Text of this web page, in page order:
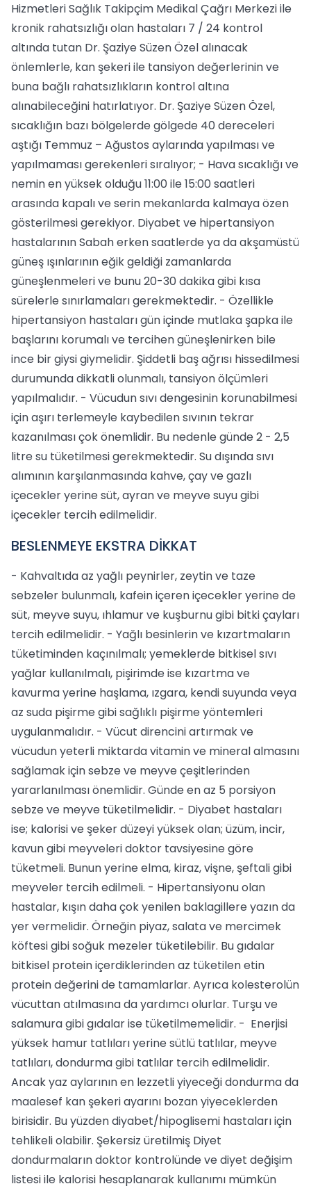
Hizmetleri Sağlık Takipçim Medikal Çağrı Merkezi ile
kronik rahatsızlığı olan hastaları 7 / 24 kontrol
altında tutan Dr. Şaziye Süzen Özel alınacak
önlemlerle, kan şekeri ile tansiyon değerlerinin ve
buna bağlı rahatsızlıkların kontrol altına
alınabileceğini hatırlatıyor. Dr. Şaziye Süzen Özel,
sıcaklığın bazı bölgelerde gölgede 40 dereceleri
aştığı Temmuz – Ağustos aylarında yapılması ve
yapılmaması gerekenleri sıralıyor; - Hava sıcaklığı ve
nemin en yüksek olduğu 11:00 ile 15:00 saatleri
arasında kapalı ve serin mekanlarda kalmaya özen
gösterilmesi gerekiyor. Diyabet ve hipertansiyon
hastalarının Sabah erken saatlerde ya da akşamüstü
güneş ışınlarının eğik geldiği zamanlarda
güneşlenmeleri ve bunu 20-30 dakika gibi kısa
sürelerle sınırlamaları gerekmektedir. - Özellikle
hipertansiyon hastaları gün içinde mutlaka şapka ile
başlarını korumalı ve tercihen güneşlenirken bile
ince bir giysi giymelidir. Şiddetli baş ağrısı hissedilmesi
durumunda dikkatli olunmalı, tansiyon ölçümleri
yapılmalıdır. - Vücudun sıvı dengesinin korunabilmesi
için aşırı terlemeyle kaybedilen sıvının tekrar
kazanılması çok önemlidir. Bu nedenle günde 2 - 2,5
litre su tüketilmesi gerekmektedir. Su dışında sıvı
alımının karşılanmasında kahve, çay ve gazlı
içecekler yerine süt, ayran ve meyve suyu gibi
içecekler tercih edilmelidir.
BESLENMEYE EKSTRA DİKKAT
- Kahvaltıda az yağlı peynirler, zeytin ve taze
sebzeler bulunmalı, kafein içeren içecekler yerine de
süt, meyve suyu, ıhlamur ve kuşburnu gibi bitki çayları
tercih edilmelidir. - Yağlı besinlerin ve kızartmaların
tüketiminden kaçınılmalı; yemeklerde bitkisel sıvı
yağlar kullanılmalı, pişirimde ise kızartma ve
kavurma yerine haşlama, ızgara, kendi suyunda veya
az suda pişirme gibi sağlıklı pişirme yöntemleri
uygulanmalıdır. - Vücut direncini artırmak ve
vücudun yeterli miktarda vitamin ve mineral almasını
sağlamak için sebze ve meyve çeşitlerinden
yararlanılması önemlidir. Günde en az 5 porsiyon
sebze ve meyve tüketilmelidir. - Diyabet hastaları
ise; kalorisi ve şeker düzeyi yüksek olan; üzüm, incir,
kavun gibi meyveleri doktor tavsiyesine göre
tüketmeli. Bunun yerine elma, kiraz, vişne, şeftali gibi
meyveler tercih edilmeli. - Hipertansiyonu olan
hastalar, kışın daha çok yenilen baklagillere yazın da
yer vermelidir. Örneğin piyaz, salata ve mercimek
köftesi gibi soğuk mezeler tüketilebilir. Bu gıdalar
bitkisel protein içerdiklerinden az tüketilen etin
protein değerini de tamamlarlar. Ayrıca kolesterolün
vücuttan atılmasına da yardımcı olurlar. Turşu ve
salamura gibi gıdalar ise tüketilmemelidir. - Enerjisi
yüksek hamur tatlıları yerine sütlü tatlılar, meyve
tatlıları, dondurma gibi tatlılar tercih edilmelidir.
Ancak yaz aylarının en lezzetli yiyeceği dondurma da
maalesef kan şekeri ayarını bozan yiyeceklerden
birisidir. Bu yüzden diyabet/hipoglisemi hastaları için
tehlikeli olabilir. Şekersiz üretilmiş Diyet
dondurmaların doktor kontrolünde ve diyet değişim
listesi ile kalorisi hesaplanarak kullanımı mümkün